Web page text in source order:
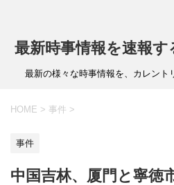
最新時事情報を速報
最新の様々な時事情報を、カレント
HOME > 事件 >
事件
中国吉林、厦門と寧徳